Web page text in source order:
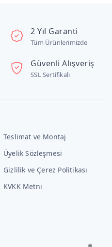
2 Yıl Garanti
Tüm Ürünlerimizde
Güvenli Alışveriş
SSL Sertifikalı
Teslimat ve Montaj
Üyelik Sözleşmesi
Gizlilik ve Çerez Politikası
KVKK Metni